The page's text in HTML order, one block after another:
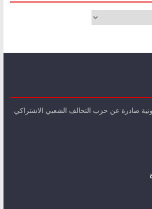
صادرة عن حزب التحالف الشعبي الاشتراكي